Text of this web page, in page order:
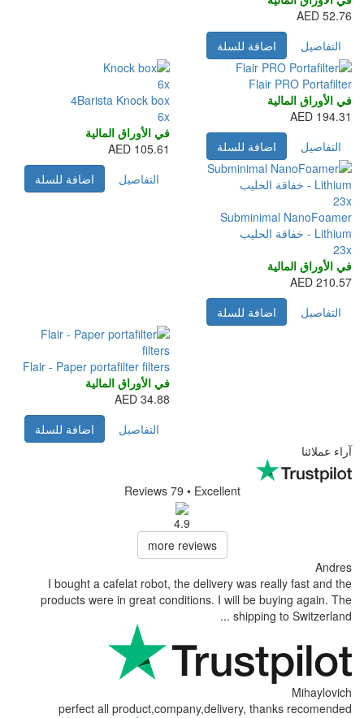
6x
4Barista Knock box
6x
في الأوراق المالية
105.61 AED
التفاصيل
اضافة للسلة
I bought a cafelat robot, the
products were in great
perfect all